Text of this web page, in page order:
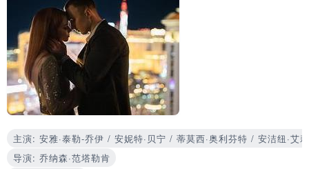
主演: 安雅·泰勒-乔伊 / 安妮特·贝宁 / 蒂莫西·奥利芬特 / 安洁纽·艾
导演: 乔纳森·范塔勒肯